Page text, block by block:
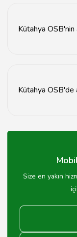
Kütahya OSB'nin
Kütahya OSB'de
gerekli belgeleri
Size en yakın